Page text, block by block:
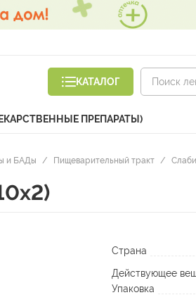
КАТАЛОГ
ПРЕПАРАТЫ)
и БАДы / Пищеварительный тракт /
Страна
Действующее
Упаковка